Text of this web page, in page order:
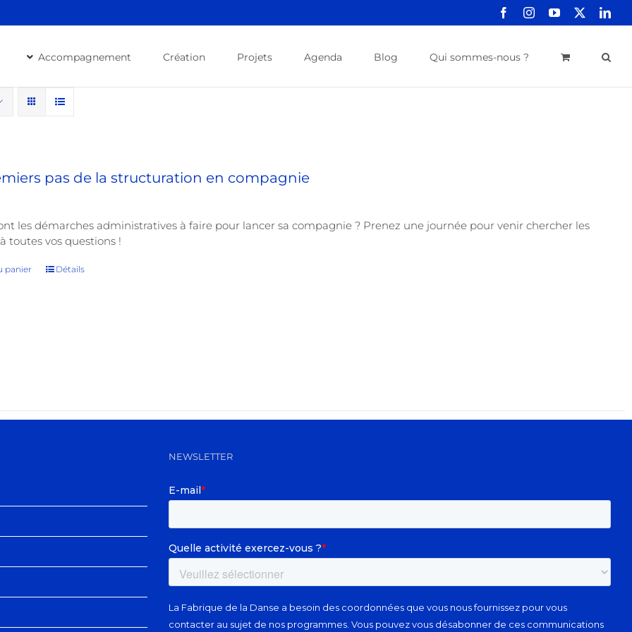
FacebookInstagramYouTube
Accompagnement Création Projets Agenda Blog Qui sommes-nous ?
pas de la structuration en compagnie
les démarches administratives à faire pour lancer sa compagnie ? Prenez une journée pour venir chercher les
toutes vos questions !
panier Détails
NEWSLETTER